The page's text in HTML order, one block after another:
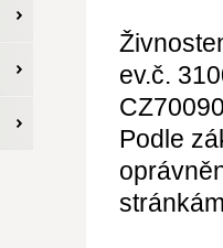
ev.č.
Podle